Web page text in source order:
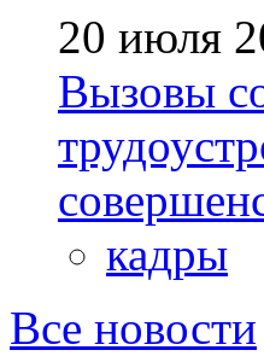
20 июля
Вызовы
кадры
Все новости